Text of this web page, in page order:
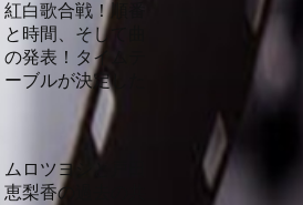
紅白歌合戦！順番
と時間、そして曲
の発表！タイムテ
ーブルが決定した
ムロツヨシと戸田
恵梨香の過去の共